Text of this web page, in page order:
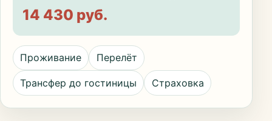
14 430 руб.
Проживание Перелёт
Трансфер до гостиницы Страховка